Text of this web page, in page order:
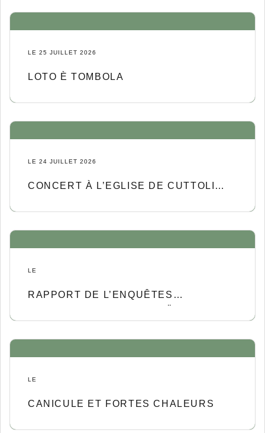
LE 25 JUILLET 2026
LOTO È TOMBOLA
LE 24 JUILLET 2026
CONCERT À L’EGLISE DE CUTTOLI
LE
RAPPORT DE L’ENQUÊTES
LE
CANICULE ET FORTES CHALEURS